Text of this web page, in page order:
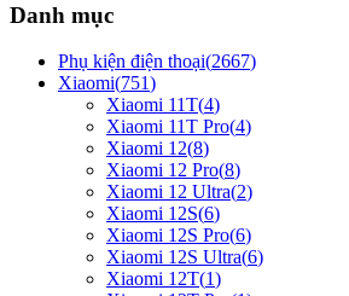
Danh mục
Phụ kiện điện thoại(2667)
Xiaomi(751)
Xiaomi 11T(4)
Xiaomi 11T Pro(4)
Xiaomi 12(8)
Xiaomi 12 Pro(8)
Xiaomi 12 Ultra(2)
Xiaomi 12S(6)
Xiaomi 12S Pro(6)
Xiaomi 12S Ultra(6)
Xiaomi 12T(1)